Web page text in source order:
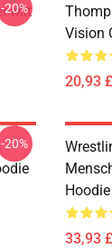
Mit
-20%
Vision
20,93
-20%
Hoodie
33,93